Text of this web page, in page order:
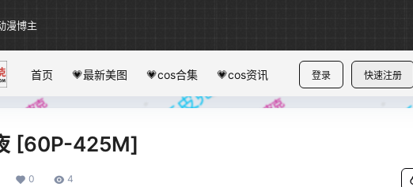
漫博主
登录 快速注册
首页 💗最新美图 💗cos合集 💗cos资讯
[60P-425M]
0 4